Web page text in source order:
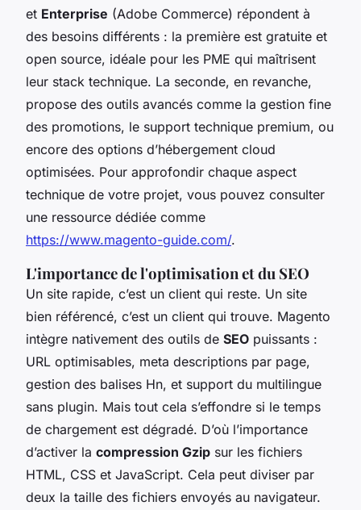
et Enterprise (Adobe Commerce) répondent à
des besoins différents : la première est gratuite et
open source, idéale pour les PME qui maîtrisent
leur stack technique. La seconde, en revanche,
propose des outils avancés comme la gestion fine
des promotions, le support technique premium, ou
encore des options d’hébergement cloud
optimisées. Pour approfondir chaque aspect
technique de votre projet, vous pouvez consulter
une ressource dédiée comme
https://www.magento-guide.com/.
L'importance de l'optimisation et du SEO
Un site rapide, c’est un client qui reste. Un site
bien référencé, c’est un client qui trouve. Magento
intègre nativement des outils de SEO puissants :
URL optimisables, meta descriptions par page,
gestion des balises Hn, et support du multilingue
sans plugin. Mais tout cela s’effondre si le temps
de chargement est dégradé. D’où l’importance
d’activer la compression Gzip sur les fichiers
HTML, CSS et JavaScript. Cela peut diviser par
deux la taille des fichiers envoyés au navigateur.